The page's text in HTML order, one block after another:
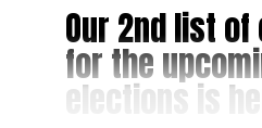
conditions firsthand.
alleviate this dire situation,”
urged.
Our 2nd list
for the
elections is